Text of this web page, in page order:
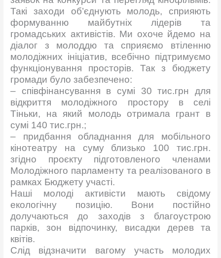
Такі заходи об’єднують молодь, сприяють
формуванню майбутніх лідерів та
громадських активістів. Ми охоче йдемо на
діалог з молоддю та сприяємо втіленню
молодіжних ініціатив, всебічно підтримуємо
функціонування просторів. Так з бюджету
громади було забезпечено:
– співфінансування в сумі 30 тис.грн для
відкриття молодіжного простору в селі
Тіньки, на який молодь отримала грант в
сумі 140 тис.грн.;
– придбання обладнання для мобільного
кінотеатру на суму близько 100 тис.грн.
згідно проєкту підготовленого членами
Молодіжного парламенту та реалізованого в
рамках Бюджету участі.
Наші молоді активісти мають свідому
екологічну позицію. Вони постійно
долучаються до заходів з благоустрою
парків, зон відпочинку, висадки дерев та
квітів.
Слід відзначити вагому участь молодих